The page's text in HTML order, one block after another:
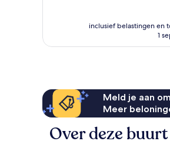
inclusief belastingen en
1
Meld je aan
Meer
Over deze buurt